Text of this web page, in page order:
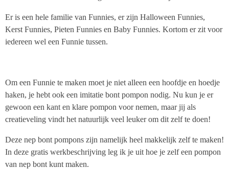
Er is een hele familie van Funnies, er zijn Halloween Funnies,
Kerst Funnies, Pieten Funnies en Baby Funnies. Kortom er zit voor
iedereen wel een Funnie tussen.
Om een Funnie te maken moet je niet alleen een hoofdje en hoedje
haken, je hebt ook een imitatie bont pompon nodig. Nu kun je er
gewoon een kant en klare pompon voor nemen, maar jij als
creatieveling vindt het natuurlijk veel leuker om dit zelf te doen!
Deze nep bont pompons zijn namelijk heel makkelijk zelf te maken!
In deze gratis werkbeschrijving leg ik je uit hoe je zelf een pompon
van nep bont kunt maken.